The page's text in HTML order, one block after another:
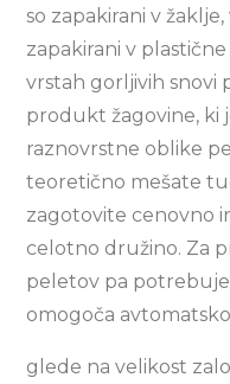
so zapakirani v
zapakirani v
vrstah gorljivih snovi
produkt žagovine, ki
raznovrstne oblike
teoretično mešate
zagotovite cenovno
celotno družino. Za
peletov pa
omogoča
glede na velikost